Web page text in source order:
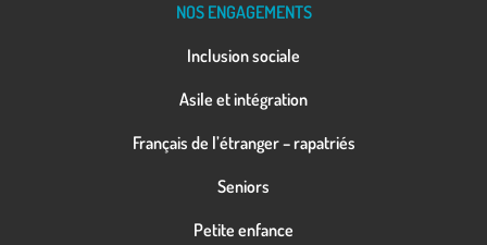
NOS ENGAGEMENTS
Inclusion sociale
Asile et intégration
Français de l’étranger – rapatriés
Seniors
Petite enfance